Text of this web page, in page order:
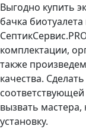
Выгодно купить
бачка
комплектации,
также
качества.
вызвать
установку.